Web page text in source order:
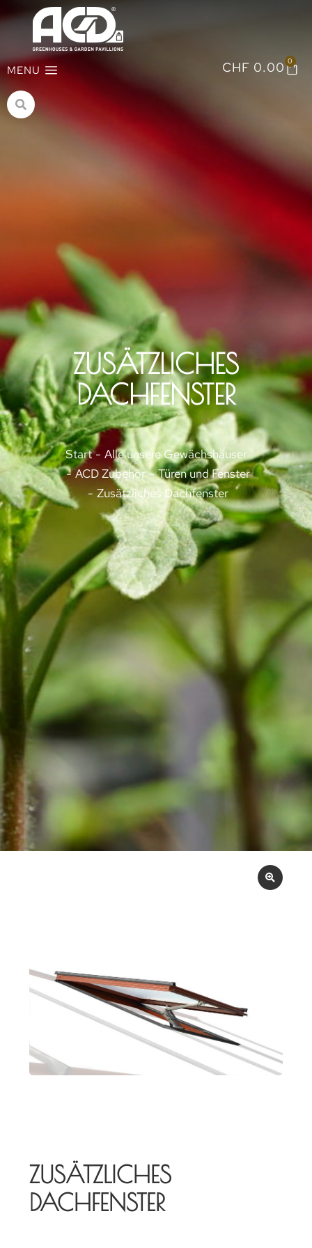
MENU CHF 0.00 0
ZUSÄTZLICHES
DACHFENSTER
Sie befinden sich hier:
Start
Alle unsere Gewächshäuser
ACD Zubehör
Türen und Fenster
Zusätzliches Dachfenster
ZUSÄTZLICHES
DACHFENSTER